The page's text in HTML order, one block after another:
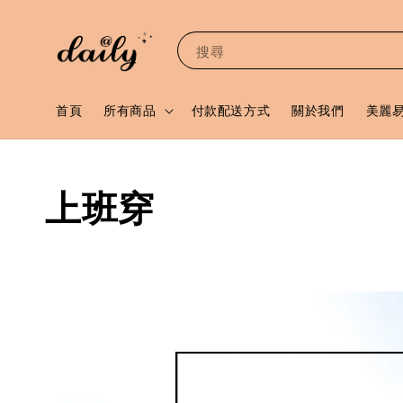
搜尋
首頁 所有商品 付款配送方式 關於我們 美麗
上班穿